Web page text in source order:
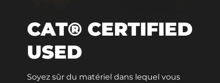
CAT® CERTIFIED
USED
Soyez sûr du matériel dans lequel vous